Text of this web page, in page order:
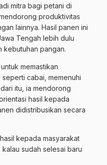
mitra bagi petani di
produktivitas
lainnya. Hasil panen ini
Tengah lebih dulu
kebutuhan pangan.
memastikan
cabai, memenuhi
itu, ia mendorong
hasil kepada
didistribusikan secara
kepada masyarakat
sudah selesai baru